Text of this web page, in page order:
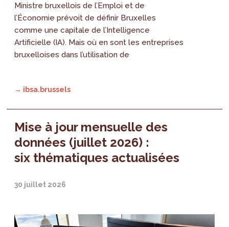
Ministre bruxellois de l’Emploi et de
l’Économie prévoit de définir Bruxelles
comme une capitale de l’Intelligence
Artificielle (IA). Mais où en sont les entreprises
bruxelloises dans l’utilisation de
→ ibsa.brussels
Mise à jour mensuelle des
données (juillet 2026) :
six thématiques actualisées
30 juillet 2026